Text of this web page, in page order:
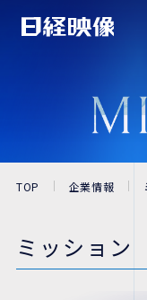
TOP 企業情報
ミッション